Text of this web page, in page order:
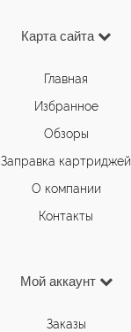
Карта сайта
Главная
Избранное
Обзоры
Заправка картриджей
О компании
Контакты
Мой аккаунт
Заказы